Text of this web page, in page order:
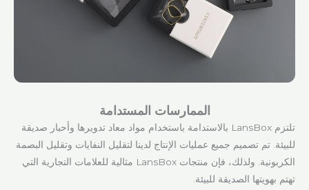
الممارسات المستدامة
تلتزم LansBox بالاستدامة باستخدام مواد معاد تدويرها وأحبار صديقة
للبيئة. تم تصميم جميع عمليات الإنتاج لدينا لتقليل النفايات وتقليل البصمة
الكربونية. ولذلك، فإن منتجات LansBox مثالية للعلامات التجارية التي
تهتم بهويتها الصديقة للبيئة.